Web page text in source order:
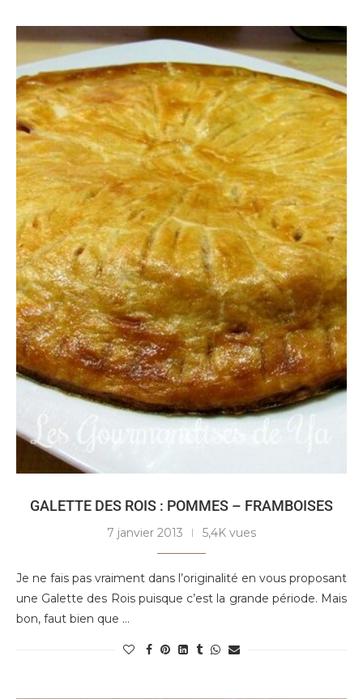
GALETTE DES ROIS : POMMES – FRAMBOISES
7 janvier 2013 5,4K vues
Je ne fais pas vraiment dans l’originalité en vous proposant
une Galette des Rois puisque c’est la grande période. Mais
bon, faut bien que …